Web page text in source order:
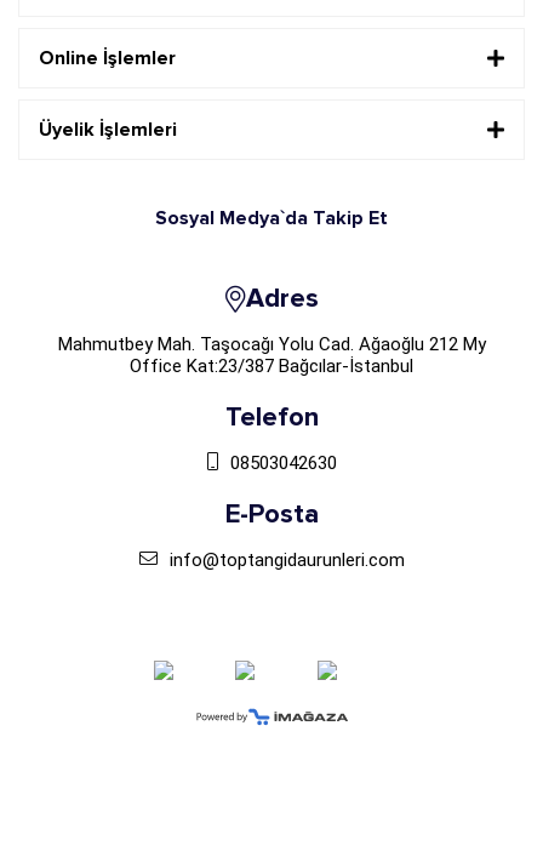
Online İşlemler
Üyelik İşlemleri
Sosyal Medya`da Takip Et
Adres
Mahmutbey Mah. Taşocağı Yolu Cad. Ağaoğlu 212 My
Office Kat:23/387 Bağcılar-İstanbul
Telefon
08503042630
E-Posta
info@toptangidaurunleri.com